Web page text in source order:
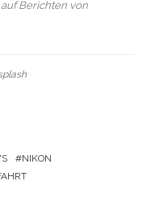
Berichten von
NIKON